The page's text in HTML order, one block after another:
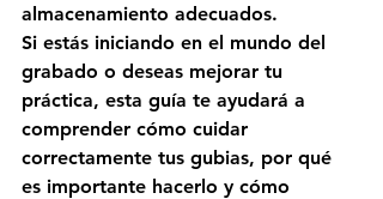
almacenamiento adecuados.
Si estás iniciando en el mundo del
grabado o deseas mejorar tu
práctica, esta guía te ayudará a
comprender cómo cuidar
correctamente tus gubias, por qué
es importante hacerlo y cómo